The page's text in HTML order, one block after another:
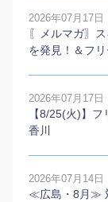
2026年07月17日
〖メルマガ〗
を発見！＆フ
2026年07月17日
【8/25(火)】
香川
2026年07月14日
≪広島・8月≫